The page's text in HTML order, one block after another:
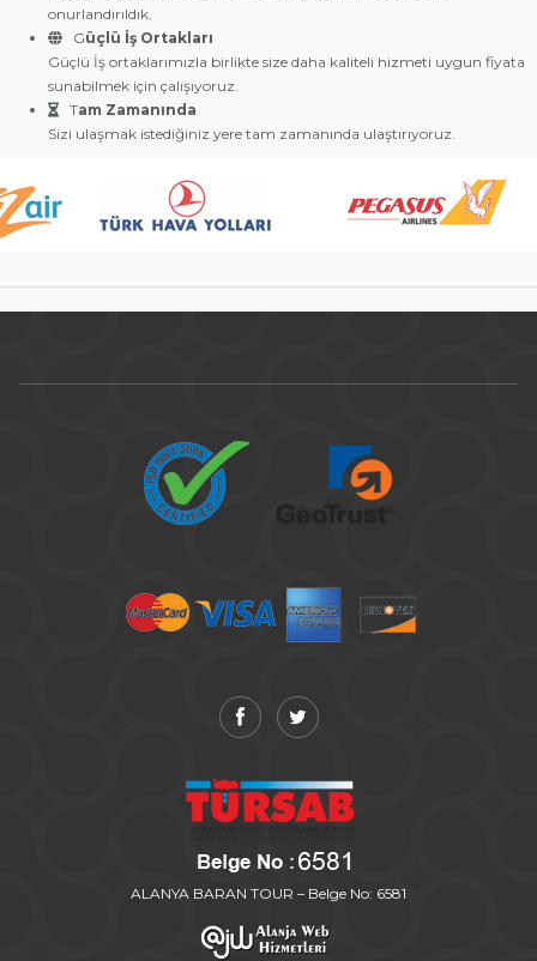
onurlandırıldık.
Güçlü İş Ortakları
Güçlü İş ortaklarımızla birlikte size daha kaliteli hizmeti uygun fiyata
sunabilmek için çalışıyoruz.
Tam Zamanında
Sizi ulaşmak istediğiniz yere tam zamanında ulaştırıyoruz.
ALANYA BARAN TOUR – Belge No: 6581